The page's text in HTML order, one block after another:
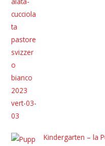
Kindergarten – la